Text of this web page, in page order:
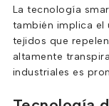
La tecnología
también implica el
tejidos que
altamente
industriales es